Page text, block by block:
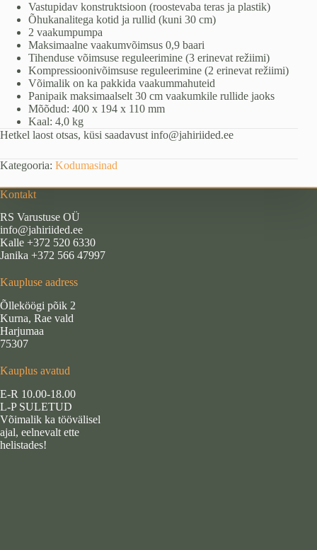
Vastupidav konstruktsioon (roostevaba teras ja plastik)
Õhukanalitega kotid ja rullid (kuni 30 cm)
2 vaakumpumpa
Maksimaalne vaakumvõimsus 0,9 baari
Tihenduse võimsuse reguleerimine (3 erinevat režiimi)
Kompressioonivõimsuse reguleerimine (2 erinevat režiimi)
Võimalik on ka pakkida vaakummahuteid
Panipaik maksimaalselt 30 cm vaakumkile rullide jaoks
Mõõdud: 400 x 194 x 110 mm
Kaal: 4,0 kg
Hetkel laost otsas, küsi saadavust info@jahiriided.ee
Kategooria: Kodumasinad
Kontakt
RS Varustuse OÜ
info@jahiriided.ee
Kalle +372 520 6330
Janika +372 566 47997
Kaupluse aadress
Õlleköögi põik 2
Kurna, Rae vald
Harjumaa
75307
Kauplus avatud
E-R 10.00-18.00
L-P SULETUD
Võimalik ka töövälisel
ajal, eelnevalt ette
helistades!